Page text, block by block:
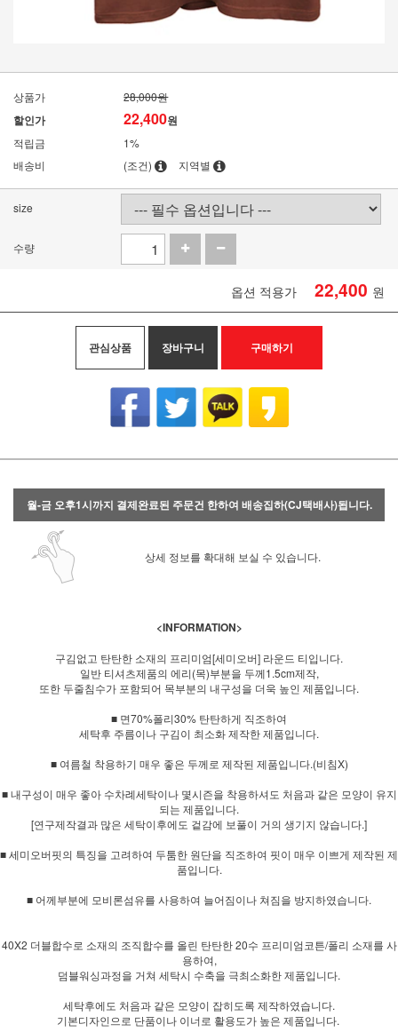
상품가 28,000원
할인가 22,400원
적립금
1%
배송비
(조건) 지역별
size
수량
옵션 적용가 22,400 원
관심상품 장바구니 구매하기
월-금 오후1시까지 결제완료된 주문건 한하여 배송집하(CJ택배사)됩니다.
상세 정보를 확대해 보실 수 있습니다.
<INFORMATION>
구김없고 탄탄한 소재의 프리미엄[세미오버] 라운드 티입니다.
일반 티셔츠제품의 에리(목)부분을 두께1.5cm제작,
또한 두줄침수가 포함되어 목부분의 내구성을 더욱 높인 제품입니다.
■ 면70%폴리30% 탄탄하게 직조하여
세탁후 주름이나 구김이 최소화 제작한 제품입니다.
■ 여름철 착용하기 매우 좋은 두께로 제작된 제품입니다.(비침X)
■ 내구성이 매우 좋아 수차례세탁이나 몇시즌을 착용하셔도 처음과 같은 모양이 유지
되는 제품입니다.
[연구제작결과 많은 세탁이후에도 겉감에 보풀이 거의 생기지 않습니다.]
■ 세미오버핏의 특징을 고려하여 두툼한 원단을 직조하여 핏이 매우 이쁘게 제작된 제
품입니다.
■ 어께부분에 모비론섬유를 사용하여 늘어짐이나 쳐짐을 방지하였습니다.
40X2 더블합수로 소재의 조직합수를 올린 탄탄한 20수 프리미엄코튼/폴리 소재를 사
용하여,
덤블워싱과정을 거쳐 세탁시 수축을 극최소화한 제품입니다.
세탁후에도 처음과 같은 모양이 잡히도록 제작하였습니다.
기본디자인으로 단품이나 이너로 활용도가 높은 제품입니다.